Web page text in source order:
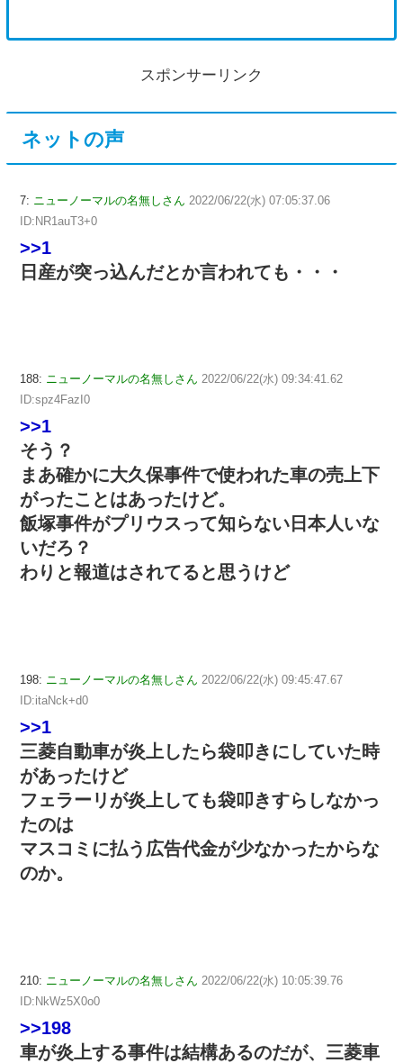
スポンサーリンク
ネットの声
7: ニューノーマルの名無しさん 2022/06/22(水) 07:05:37.06
ID:NR1auT3+0
>>1
日産が突っ込んだとか言われても・・・
188: ニューノーマルの名無しさん 2022/06/22(水) 09:34:41.62
ID:spz4FazI0
>>1
そう？
まあ確かに大久保事件で使われた車の売上下
がったことはあったけど。
飯塚事件がプリウスって知らない日本人いな
いだろ？
わりと報道はされてると思うけど
198: ニューノーマルの名無しさん 2022/06/22(水) 09:45:47.67
ID:itaNck+d0
>>1
三菱自動車が炎上したら袋叩きにしていた時
があったけど
フェラーリが炎上しても袋叩きすらしなかっ
たのは
マスコミに払う広告代金が少なかったからな
のか。
210: ニューノーマルの名無しさん 2022/06/22(水) 10:05:39.76
ID:NkWz5X0o0
>>198
車が炎上する事件は結構あるのだが、三菱車